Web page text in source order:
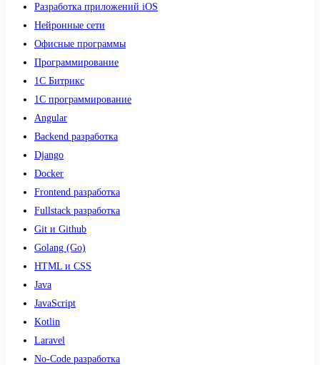
Разработка приложений iOS
Нейронные сети
Офисные программы
Программирование
1С Битрикс
1С программирование
Angular
Backend разработка
Django
Docker
Frontend разработка
Fullstack разработка
Git и Github
Golang (Go)
HTML и CSS
Java
JavaScript
Kotlin
Laravel
No-Code разработка